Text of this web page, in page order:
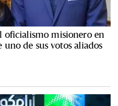
oficialismo misionero en
de sus votos aliados